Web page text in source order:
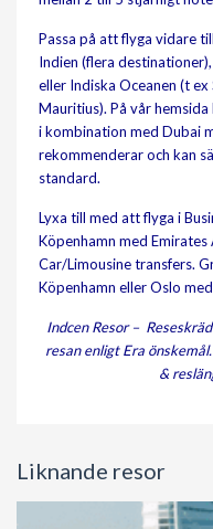
Passa på att flyga vidare
Indien (flera
eller Indiska Oceanen (t ex
Mauritius). På vår
i kombination med Dubai
rekommenderar och kan
standard.
Lyxa till med att flyga i
Köpenhamn med
Car/Limousine transfers.
Köpenhamn eller Oslo
Indcen Resor –
resan enligt Era
&
Liknande resor